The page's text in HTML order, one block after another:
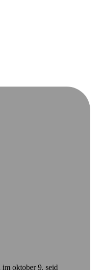
oktober 9. seid